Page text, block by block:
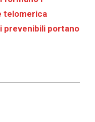
telomerica
prevenibili portano